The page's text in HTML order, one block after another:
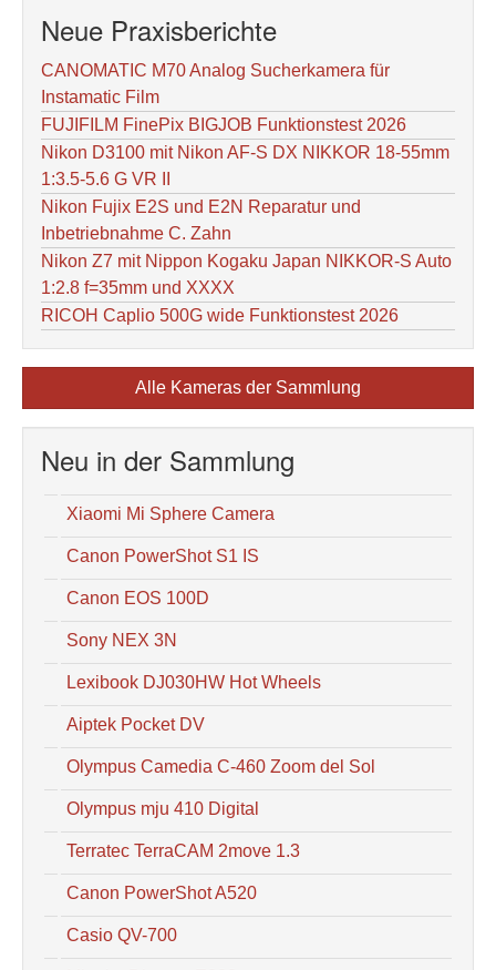
Neue Praxisberichte
CANOMATIC M70 Analog Sucherkamera für
Instamatic Film
FUJIFILM FinePix BIGJOB Funktionstest 2026
Nikon D3100 mit Nikon AF-S DX NIKKOR 18-55mm
1:3.5-5.6 G VR II
Nikon Fujix E2S und E2N Reparatur und
Inbetriebnahme C. Zahn
Nikon Z7 mit Nippon Kogaku Japan NIKKOR-S Auto
1:2.8 f=35mm und XXXX
RICOH Caplio 500G wide Funktionstest 2026
Alle Kameras der Sammlung
Neu in der Sammlung
Xiaomi Mi Sphere Camera
Canon PowerShot S1 IS
Canon EOS 100D
Sony NEX 3N
Lexibook DJ030HW Hot Wheels
Aiptek Pocket DV
Olympus Camedia C-460 Zoom del Sol
Olympus mju 410 Digital
Terratec TerraCAM 2move 1.3
Canon PowerShot A520
Casio QV-700